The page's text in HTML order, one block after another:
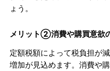
ょう。
メリット➁消費や購買意欲
定額税額によって税負担が
増加が見込めます。消費や